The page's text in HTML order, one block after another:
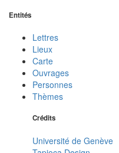
Entités
Lettres
Lieux
Carte
Ouvrages
Personnes
Thèmes
Crédits
Université de Genève